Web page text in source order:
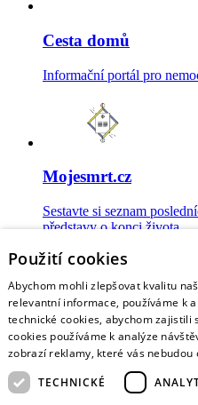
Cesta domů
Informační portál pro
Mojesmrt.cz
Sestavte si seznam
představy o konci života
Data o umírání
Nejnovější data o
Použití cookies
Abychom mohli zlepšovat kvalitu
relevantní informace, používáme k
technické cookies, abychom zajistili
cookies používáme k analýze
zobrazí reklamy, které vás nebudou
TECHNICKÉ